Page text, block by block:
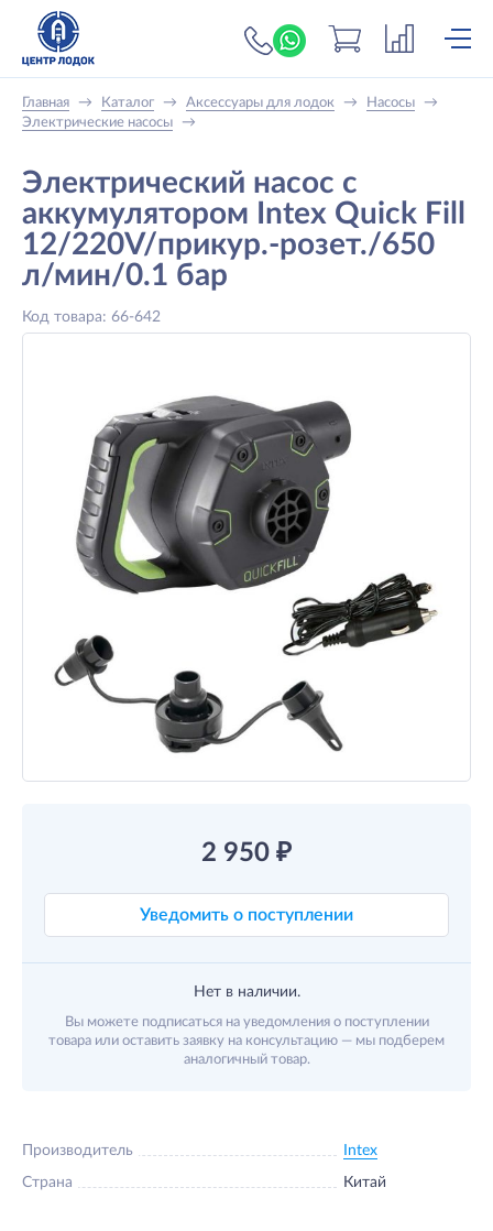
+7 (919) 698-56-
Главная → Каталог → Аксессуары для лодок → Насосы
→
Электрические насосы
→
Электрический насос с
аккумулятором Intex Quick Fill
12/220V/прикур.-розет./650
л/мин/0.1 бар
Код товара: 66-642
2 950 ₽
Уведомить о поступлении
Нет в наличии.
Вы можете подписаться на уведомления о поступлении
товара или оставить заявку на консультацию — мы подберем
аналогичный товар.
Производитель Intex
Страна Китай